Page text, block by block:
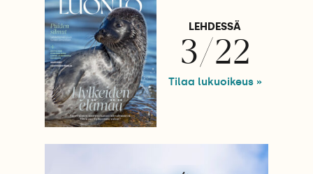
LEHDESSÄ
3/22
Tilaa lukuoikeus »